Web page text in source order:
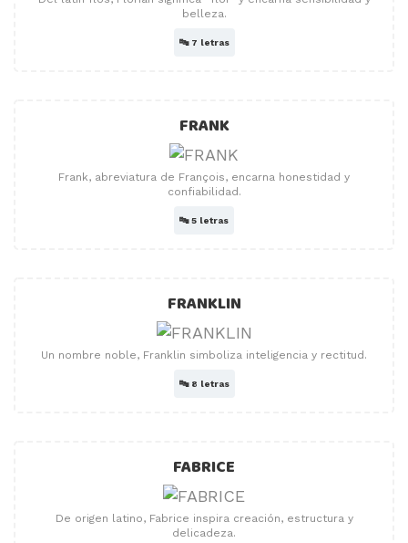
belleza.
🔤 7 letras
FRANK
Frank, abreviatura de François, encarna honestidad y
confiabilidad.
🔤5 letras
FRANKLIN
Un nombre noble, Franklin simboliza inteligencia y rectitud.
🔤 8 letras
FABRICE
De origen latino, Fabrice inspira creación, estructura y
delicadeza.